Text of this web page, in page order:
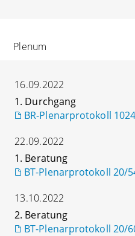
Plenum
16.09.2022
1. Durchgang
BR-Plenarprotokoll
22.09.2022
1. Beratung
BT-Plenarprotokoll 20/
13.10.2022
2. Beratung
BT-Plenarprotokoll 20/